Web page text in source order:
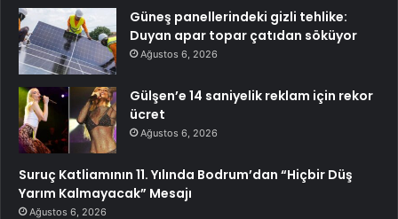
Güneş panellerindeki gizli tehlike:
Duyan apar topar çatıdan söküyor
Ağustos 6, 2026
Gülşen’e 14 saniyelik reklam için rekor
ücret
Ağustos 6, 2026
Suruç Katliamının 11. Yılında Bodrum’dan “Hiçbir Düş
Yarım Kalmayacak” Mesajı
Ağustos 6, 2026